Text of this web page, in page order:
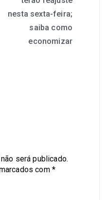
nesta sexta-feira;
saiba como
economizar
será publicado.
com *